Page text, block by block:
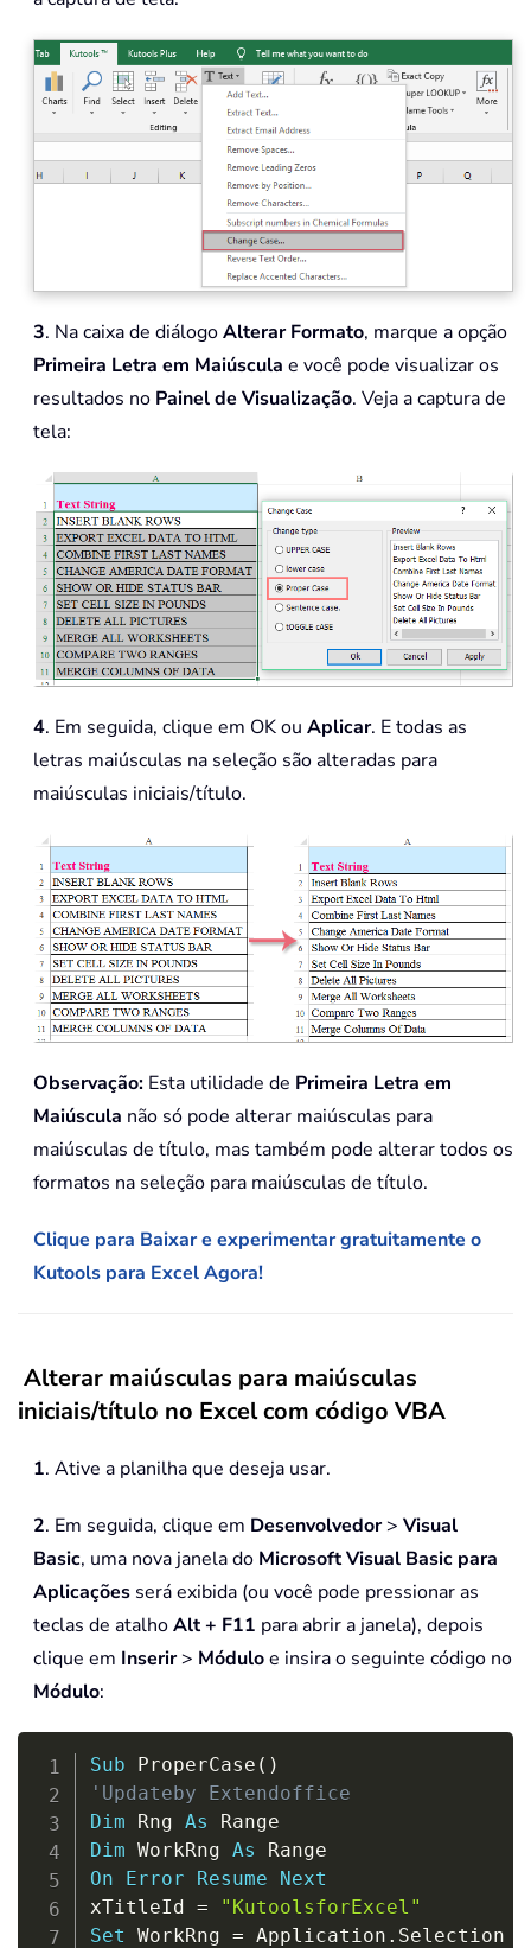
3. Na caixa de diálogoAlterar Formato, marque a opção
Primeira Letra em Maiúscula e você pode visualizar os
resultados no Painel de Visualização. Veja a captura de
tela:
4. Em seguida, clique em OK ou Aplicar. E todas as
letras maiúsculas na seleção são alteradas para
maiúsculas iniciais/título.
Observação: Esta utilidade de Primeira Letra em
Maiúscula não só pode alterar maiúsculas para
maiúsculas de título, mas também pode alterar todos os
formatos na seleção para maiúsculas de título.
Clique para Baixar e experimentar gratuitamente o
Kutools para Excel Agora!
Alterar maiúsculas para maiúsculas
iniciais/título no Excel com código VBA
1. Ative a planilha que deseja usar.
2. Em seguida, clique em Desenvolvedor> Visual
Basic, uma nova janela do Microsoft Visual Basic para
Aplicações será exibida (ou você pode pressionar as
teclas de atalhoAlt + F11 para abrir a janela), depois
clique em Inserir> Móduloe insira o seguinte código no
Módulo:
Sub ProperCase ( )
'Updateby Extendoffice
Dim Rng As
Dim WorkRng As
On
Error Resume
Next
xTitleId =
"KutoolsforExcel"
Set WorkRng = Application .